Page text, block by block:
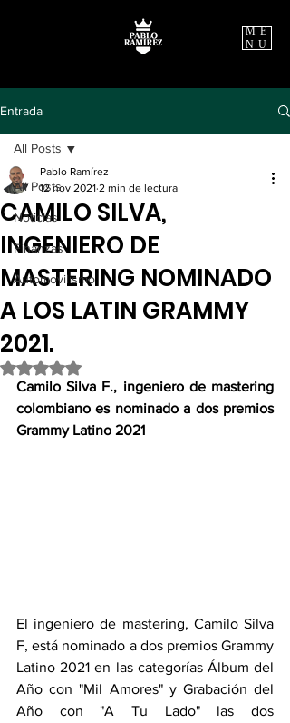
ME
NU
Entrada
All Posts
Noticias
Finanzas
Automovilismo
All Posts
CAMILO SILVA,
INGENIERO DE
MASTERING NOMINADO
A LOS LATIN GRAMMY
2021.
Pablo Ramírez
12 nov 2021 2 min de lectura
Obtuvo NaN de 5 estrellas.
Camilo Silva F., ingeniero de mastering
colombiano es nominado a dos premios
Grammy Latino 2021
El ingeniero de mastering, Camilo Silva
F, está nominado a dos premios Grammy
Latino 2021 en las categorías Álbum del
Año con "Mil Amores" y Grabación del
Año con "A Tu Lado" las dos